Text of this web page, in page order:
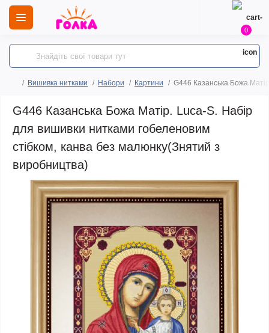
0
Вишивка нитками Набори Картини G446 Казанська Божа
G446 Казанська Божа Матір. Luca-S. Набір
для вишивки нитками гобеленовим
стібком, канва без малюнку(Знятий з
виробництва)